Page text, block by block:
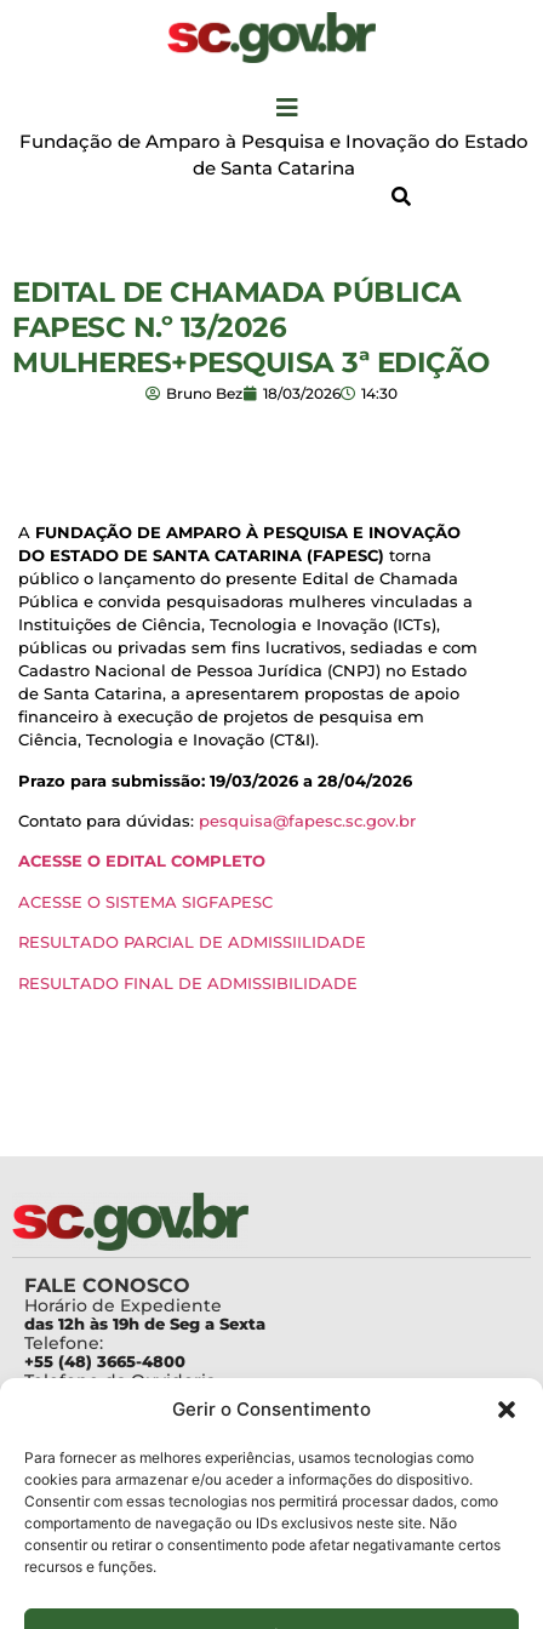
Gerir o Consentimento
Para fornecer as melhores experiências, usamos tecnologias como
cookies para armazenar e/ou aceder a informações do dispositivo.
Consentir com essas tecnologias nos permitirá processar dados, como
comportamento de navegação ou IDs exclusivos neste site. Não
consentir ou retirar o consentimento pode afetar negativamante certos
recursos e funções.
Fundação de Amparo à Pesquisa e Inovação do Estado
de Santa Catarina
EDITAL DE CHAMADA PÚBLICA
FAPESC N.º 13/2026
MULHERES+PESQUISA 3ª EDIÇÃO
Bruno Bez 18/03/2026 14:30
A FUNDAÇÃO DE AMPARO À PESQUISA E INOVAÇÃO
DO ESTADO DE SANTA CATARINA (FAPESC) torna
público o lançamento do presente Edital de Chamada
Pública e convida pesquisadoras mulheres vinculadas a
Instituições de Ciência, Tecnologia e Inovação (ICTs),
públicas ou privadas sem fins lucrativos, sediadas e com
Cadastro Nacional de Pessoa Jurídica (CNPJ) no Estado
de Santa Catarina, a apresentarem propostas de apoio
financeiro à execução de projetos de pesquisa em
Ciência, Tecnologia e Inovação (CT&I).
Prazo para submissão: 19/03/2026 a 28/04/2026
Contato para dúvidas: pesquisa@fapesc.sc.gov.br
ACESSE O EDITAL COMPLETO
ACESSE O SISTEMA SIGFAPESC
RESULTADO PARCIAL DE ADMISSIILIDADE
RESULTADO FINAL DE ADMISSIBILIDADE
FALE CONOSCO
Horário de Expediente
das 12h às 19h de Seg a Sexta
Telefone:
+55 (48) 3665-4800
Telefone da Ouvidoria
Para assuntos relacionados à Pesquisa
pesquisa@fapesc.sc.gov.br
Para assuntos relacionados à Inovação
inovacao@fapesc.sc.gov.br
Para assuntos relacionados à Bolsas
bolsas@fapesc.sc.gov.br
Para assuntos relacionados à Prestação de Contas
Para assuntos relacionados à Plataforma